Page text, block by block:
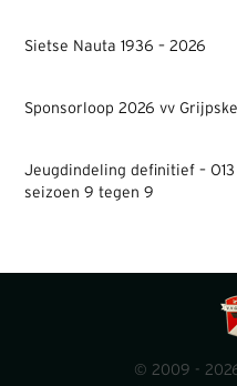
Sietse Nauta 1936 – 2026
Sponsorloop 2026 vv
Jeugdindeling definitief –
seizoen 9 tegen 9
© 2009 -